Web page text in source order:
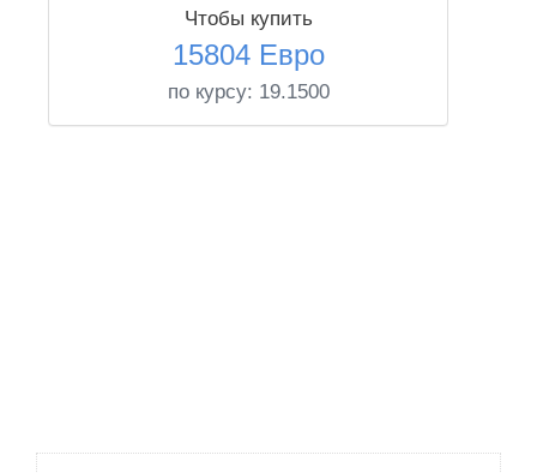
Чтобы купить
15804 Евро
по курсу: 19.1500